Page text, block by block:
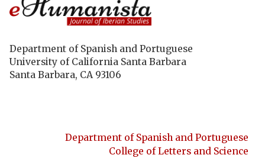
Department of Spanish and Portuguese
University of California Santa Barbara
Santa Barbara, CA 93106
Department of Spanish and Portuguese
College of Letters and Science